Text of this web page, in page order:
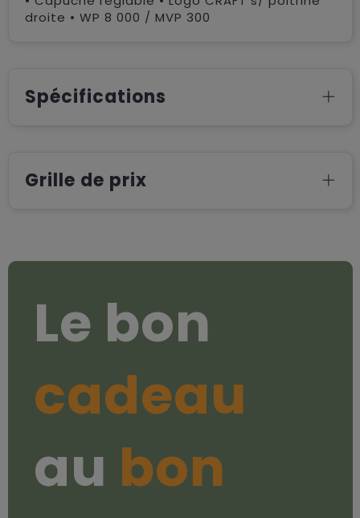
droite • WP 8 000 / MVP 300
Spécifications
Grille de prix
Le bon
cadeau
au bon